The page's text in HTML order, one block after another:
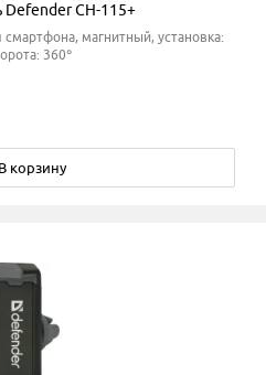
CH-115+
магнитный, установка:
360°
В корзину